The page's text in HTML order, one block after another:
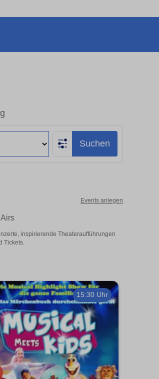
Suchen
Events anlegen
inspirierende Theateraufführungen
Tickets.
15:30 Uhr